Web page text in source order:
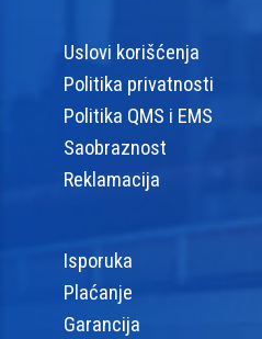
Uslovi korišćenja
Politika privatnosti
Politika QMS i EMS
Saobraznost
Reklamacija
Isporuka
Plaćanje
Garancija